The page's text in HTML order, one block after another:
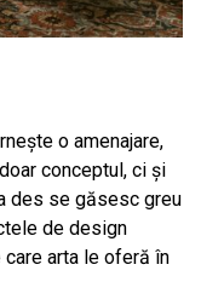
o amenajare,
conceptul, ci și
des se găsesc greu
de design
arta le oferă în